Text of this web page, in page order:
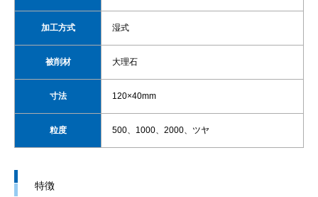
加工方式 湿式
被削材 大理石
寸法 120×40mm
粒度 500、1000、2000、ツヤ
特徴